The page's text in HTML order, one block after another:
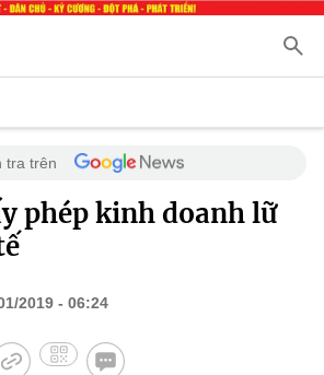
tra trên
phép kinh doanh lữ
2019 - 06:24